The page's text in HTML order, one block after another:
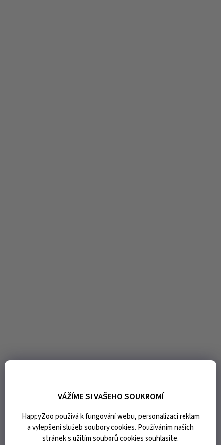
VÁŽÍME SI VAŠEHO SOUKROMÍ
HappyZoo používá k fungování webu, personalizaci reklam
a vylepšení služeb soubory cookies. Používáním našich
stránek s užitím souborů cookies souhlasíte.